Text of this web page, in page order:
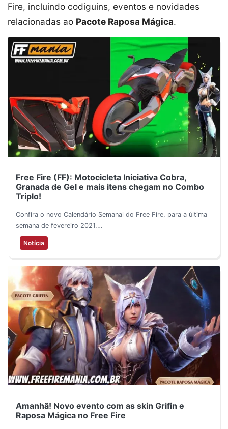
Fire, incluindo codiguins, eventos e novidades
relacionadas ao Pacote Raposa Mágica.
Free Fire (FF): Motocicleta Iniciativa Cobra,
Granada de Gel e mais itens chegam no Combo
Triplo!
Confira o novo Calendário Semanal do Free Fire, para a última
semana de fevereiro 2021.…
Notícia
Amanhã! Novo evento com as skin Grifin e
Raposa Mágica no Free Fire